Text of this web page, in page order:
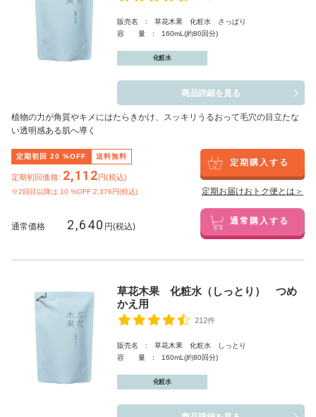
販売名 : 草花木果 化粧水 さっぱり
容 量 : 160mL(約80回分)
化粧水
商品詳細を見る
植物の力が角質やキメにはたらきかけ、スッキリうるおって毛穴の目立たな
い透明感ある肌へ導く
定期初回 20 %OFF 送料無料
定期初回価格: 2,112円(税込)
※2回目以降は 10 %OFF 2,376円(税込)
定期購入する
定期お届けおトク便とは＞
通常価格 2,640 円(税込) 通常購入する
草花木果 化粧水（しっとり） つめ
かえ用
212件
販売名 : 草花木果 化粧水 しっとり
容 量 : 160mL(約80回分)
化粧水